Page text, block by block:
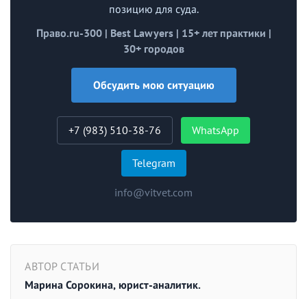
позицию для суда.
Право.ru-300 | Best Lawyers | 15+ лет практики |
30+ городов
Обсудить мою ситуацию
+7 (983) 510-38-76 WhatsApp
Telegram
info@vitvet.com
АВТОР СТАТЬИ
Марина Сорокина, юрист-аналитик.